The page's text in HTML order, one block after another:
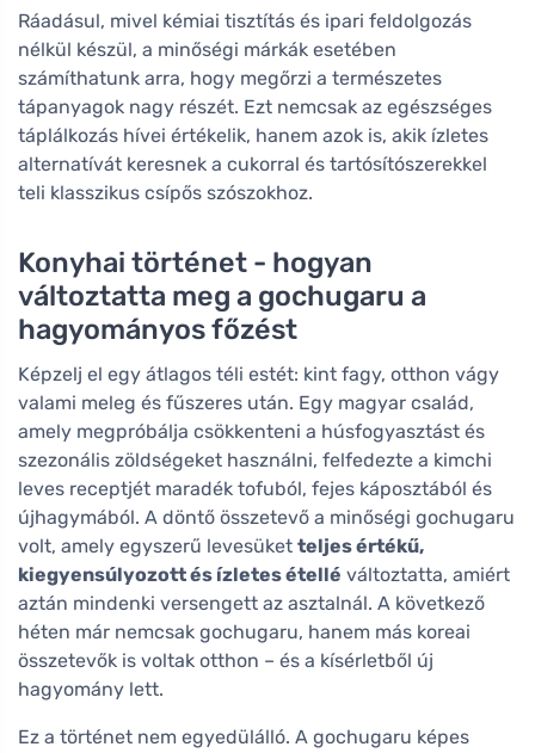
Ráadásul, mivel kémiai tisztítás és ipari feldolgozás
nélkül készül, a minőségi márkák esetében
számíthatunk arra, hogy megőrzi a természetes
tápanyagok nagy részét. Ezt nemcsak az egészséges
táplálkozás hívei értékelik, hanem azok is, akik ízletes
alternatívát keresnek a cukorral és tartósítószerekkel
teli klasszikus csípős szószokhoz.
Konyhai történet - hogyan
változtatta meg a gochugaru a
hagyományos főzést
Képzelj el egy átlagos téli estét: kint fagy, otthon vágy
valami meleg és fűszeres után. Egy magyar család,
amely megpróbálja csökkenteni a húsfogyasztást és
szezonális zöldségeket használni, felfedezte a kimchi
leves receptjét maradék tofuból, fejes káposztából és
újhagymából. A döntő összetevő a minőségi gochugaru
volt, amely egyszerű levesüket teljes értékű,
kiegyensúlyozott és ízletes étellé változtatta, amiért
aztán mindenki versengett az asztalnál. A következő
héten már nemcsak gochugaru, hanem más koreai
összetevők is voltak otthon – és a kísérletből új
hagyomány lett.
Ez a történet nem egyedülálló. A gochugaru képes